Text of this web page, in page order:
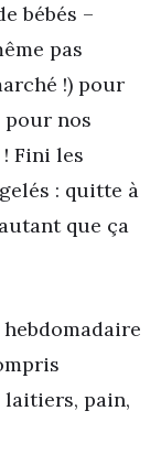
bébés –
pas
!) pour
pour nos
Fini les
: quitte à
que ça
pain,